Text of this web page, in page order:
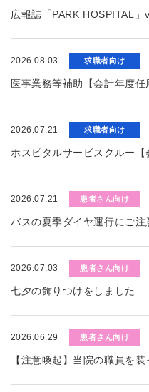
広報誌「PARK HOSPITAL
2026.08.03 求職者向け
医事業務等補助【会計年度任
2026.07.21 求職者向け
ホスピタルサービスクルー
2026.07.21 患者さん向け
バスの夏季ダイヤ運行にご注
2026.07.03 患者さん向け
七夕の飾りつけをしました
2026.06.29 患者さん向け
【注意喚起】当院の職員を